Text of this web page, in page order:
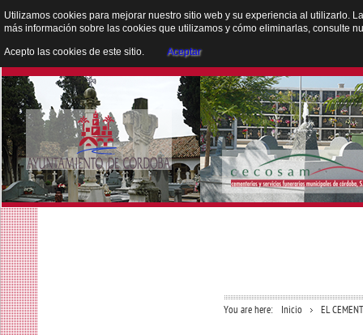
You are here: Inicio EL
Utilizamos cookies para mejorar nuestro sitio web y su experiencia al utilizarlo.
más información sobre las cookies que utilizamos y cómo eliminarlas, consulte
Acepto las cookies de este sitio. Aceptar